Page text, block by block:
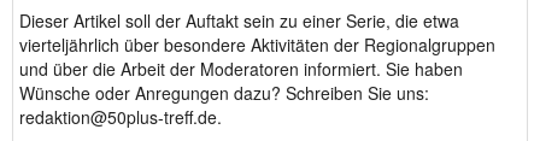
Dieser Artikel soll der Auftakt sein zu einer Serie, die etwa
vierteljährlich über besondere Aktivitäten der Regionalgruppen
und über die Arbeit der Moderatoren informiert. Sie haben
Wünsche oder Anregungen dazu? Schreiben Sie uns:
redaktion@50plus-treff.de.